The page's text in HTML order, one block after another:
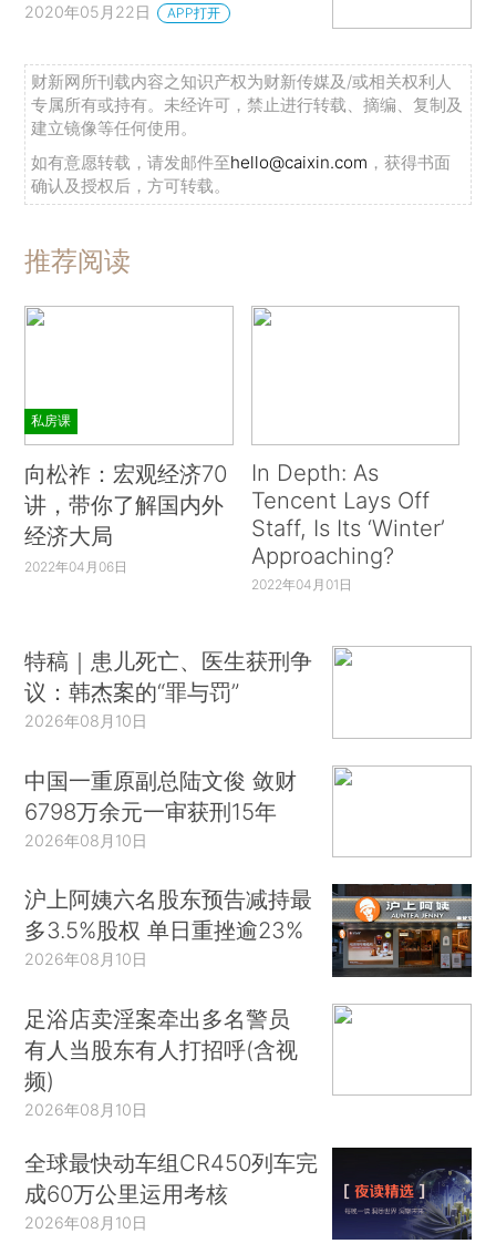
2020年05月22日 APP打开
财新网所刊载内容之知识产权为财新传媒及/或相关权利人
专属所有或持有。未经许可，禁止进行转载、摘编、复制及
建立镜像等任何使用。
如有意愿转载，请发邮件至hello@caixin.com ，获得书面
确认及授权后，方可转载。
推荐阅读
私房课
向松祚：宏观经济70
讲，带你了解国内外
经济大局
2022年04月06日
In Depth: As
Tencent Lays Off
Staff, Is Its ‘Winter’
Approaching?
2022年04月01日
特稿｜患儿死亡、医生获刑争
议：韩杰案的“罪与罚”
2026年08月10日
中国一重原副总陆文俊 敛财
6798万余元一审获刑15年
2026年08月10日
沪上阿姨六名股东预告减持最
多3.5%股权 单日重挫逾23%
2026年08月10日
足浴店卖淫案牵出多名警员
有人当股东有人打招呼(含视
频)
2026年08月10日
全球最快动车组CR450列车完
成60万公里运用考核
2026年08月10日